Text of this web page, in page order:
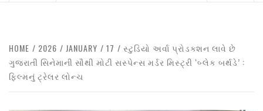
HOME 2026 JANUARY 17
સ્ટુડિયો અર્વા પ્રોડક્શન લાવે છે
ગુજરાતી સિનેમાની સૌથી મોટી સસ્પેન્સ મર્ડર મિસ્ટ્રી ‘બ્લેક બર્થડે’ :
ફિલ્મનું ટ્રેલર લોન્ચ